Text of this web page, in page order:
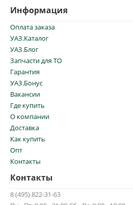
Информация
Оплата заказа
УАЗ.Каталог
УАЗ.Блог
Запчасти для ТО
Гарантия
УАЗ.Бонус
Вакансии
Где купить
О компании
Доставка
Как купить
Опт
Контакты
Контакты
8 (495) 822-31-63